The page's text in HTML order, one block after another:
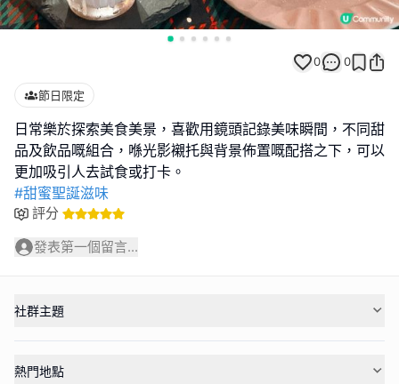
0 0
節日限定
日常樂於探索美食美景，喜歡用鏡頭記錄美味瞬間，不同甜
品及飲品嘅組合，喺光影襯托與背景佈置嘅配搭之下，可以
#甜蜜聖誕滋味
評分
發表第一個留言...
社群主題
熱門地點